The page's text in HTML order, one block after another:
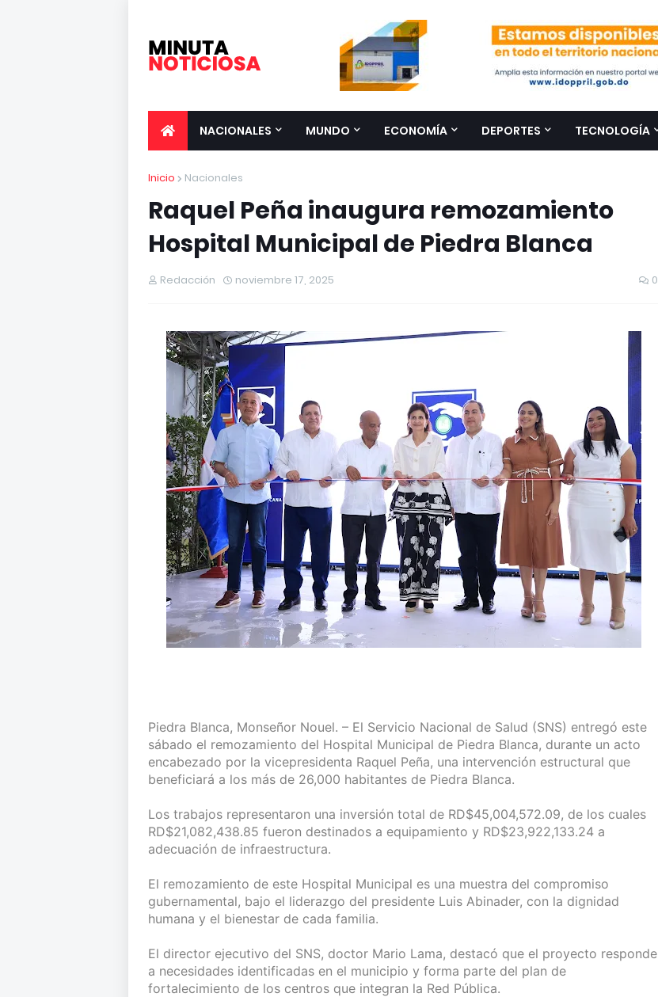
NACIONALES MUNDO ECONOMÍA DEPORTES TECNOLOGÍA
Inicio Nacionales
Raquel Peña inaugura remozamiento
Hospital Municipal de Piedra Blanca
Redacción noviembre 17, 2025 0
Piedra Blanca, Monseñor Nouel. – El Servicio Nacional de Salud (SNS) entregó este
sábado el remozamiento del Hospital Municipal de Piedra Blanca, durante un acto
encabezado por la vicepresidenta Raquel Peña, una intervención estructural que
beneficiará a los más de 26,000 habitantes de Piedra Blanca.
Los trabajos representaron una inversión total de RD$45,004,572.09, de los cuales
RD$21,082,438.85 fueron destinados a equipamiento y RD$23,922,133.24 a
adecuación de infraestructura.
El remozamiento de este Hospital Municipal es una muestra del compromiso
gubernamental, bajo el liderazgo del presidente Luis Abinader, con la dignidad
humana y el bienestar de cada familia.
El director ejecutivo del SNS, doctor Mario Lama, destacó que el proyecto responde
a necesidades identificadas en el municipio y forma parte del plan de
fortalecimiento de los centros que integran la Red Pública.